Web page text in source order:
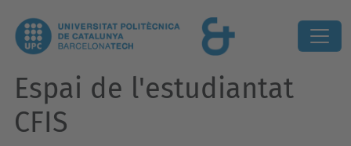
Espai de l'estudiantat
CFIS